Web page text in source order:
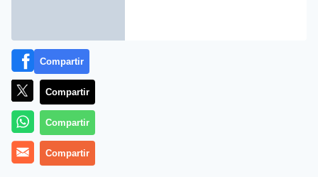
Más información
Compartir
Compartir
Compartir
Compartir